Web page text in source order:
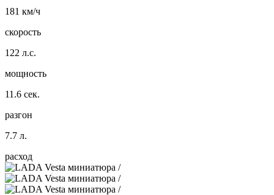
181 км/ч
скорость
122 л.с.
мощность
11.6 сек.
разгон
7.7 л.
расход